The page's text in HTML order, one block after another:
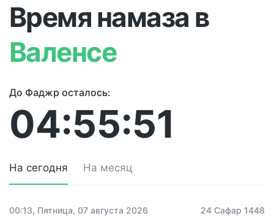
Время намаза в
Валенсе
До Фаджр осталось:
04:55:51
На сегодня На месяц
00:13, Пятница, 07 августа 2026 24 Сафар 1448